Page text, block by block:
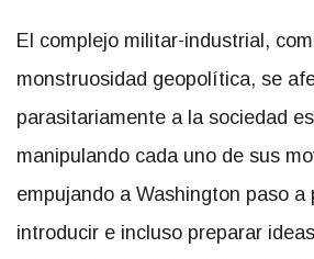
El complejo militar-industrial,
monstruosidad geopolítica, se
parasitariamente a la sociedad
manipulando cada uno de sus
empujando a Washington paso a
introducir e incluso preparar